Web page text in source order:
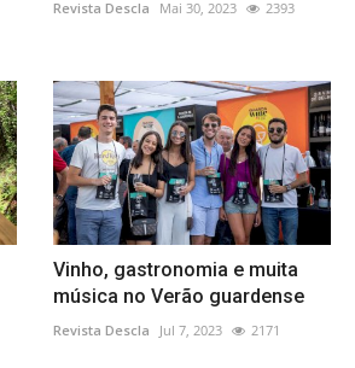
Revista Descla Mai 30, 2023 2393
Vinho, gastronomia e muita
música no Verão guardense
Revista Descla Jul 7, 2023 2171